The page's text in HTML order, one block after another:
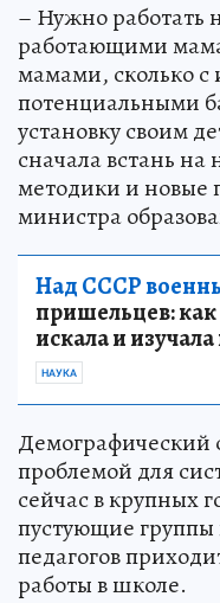
– Нужно работать
работающими
мамами, сколько
потенциальными
установку своим
сначала встань
методики и новые
министра
Над СССР
пришельцев: как
искала и
НАУКА
Демографический
проблемой для
сейчас в крупных
пустующие группы
педагогов
работы в школе.